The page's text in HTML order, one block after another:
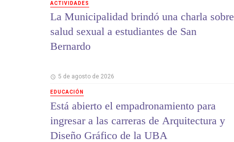
ACTIVIDADES
La Municipalidad brindó una charla sobre
salud sexual a estudiantes de San
Bernardo
5 de agosto de 2026
EDUCACIÓN
Está abierto el empadronamiento para
ingresar a las carreras de Arquitectura y
Diseño Gráfico de la UBA